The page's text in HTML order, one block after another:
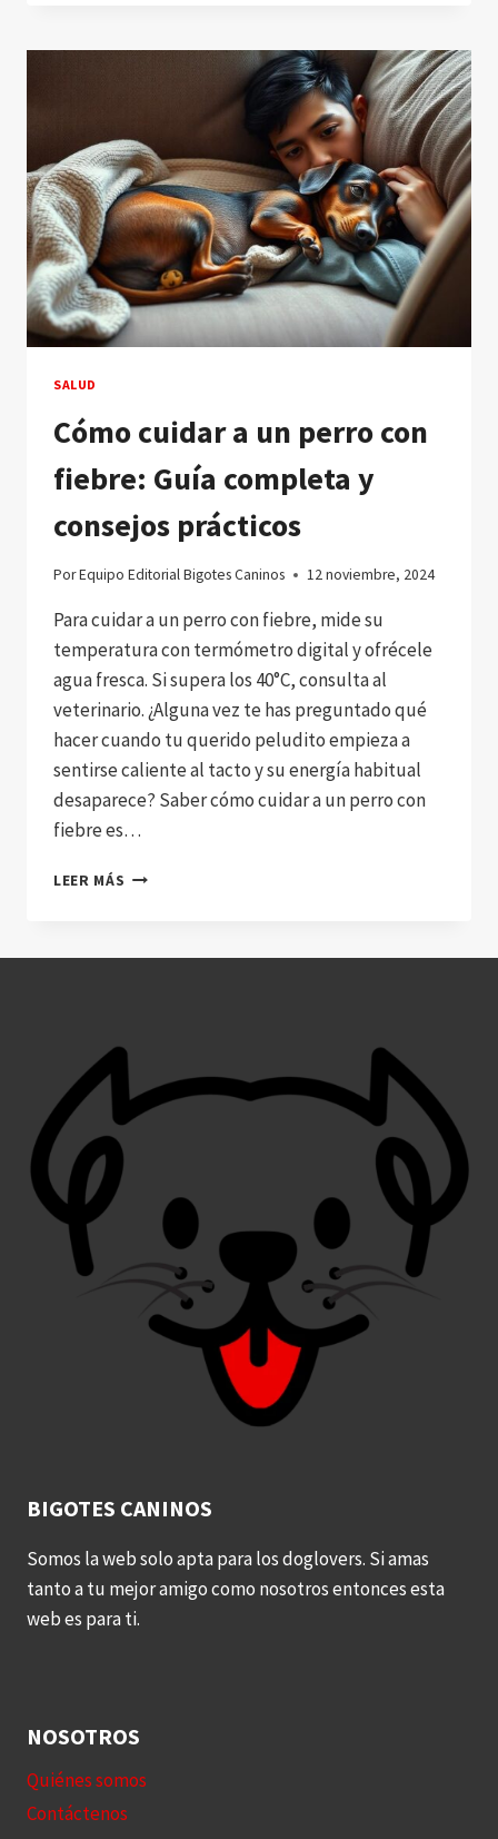
LOS
EN
MEDELLÍN
SALUD
Cómo cuidar a un perro con
fiebre: Guía completa y
consejos prácticos
PorEquipo Editorial Bigotes Caninos 12 noviembre, 2024
Para cuidar a un perro con fiebre, mide su
temperatura con termómetro digital y ofrécele
agua fresca. Si supera los 40°C, consulta al
veterinario. ¿Alguna vez te has preguntado qué
hacer cuando tu querido peludito empieza a
sentirse caliente al tacto y su energía habitual
desaparece? Saber cómo cuidar a un perro con
fiebre es…
LEER MÁS CÓMO
CONSEJOS
BIGOTES CANINOS
Somos la web solo apta para los doglovers. Si amas
tanto a tu mejor amigo como nosotros entonces esta
web es para ti.
NOSOTROS
Quiénes somos
Contáctenos